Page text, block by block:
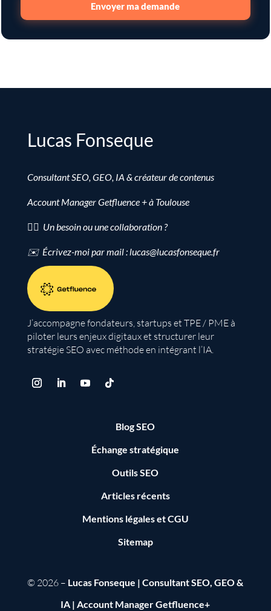
Envoyer ma demande
Lucas Fonseque
Consultant SEO, GEO, IA & créateur de contenus
Account Manager Getfluence + à Toulouse
👉🏻 Un besoin ou une collaboration ?
✉️ Écrivez-moi par mail : lucas@lucasfonseque.fr
J’accompagne fondateurs, startups et TPE / PME à
piloter leurs enjeux digitaux et structurer leur
stratégie SEO avec méthode en intégrant l’IA.
Blog SEO
Échange stratégique
Outils SEO
Articles récents
Mentions légalesetCGU
Sitemap
© 2026 – Lucas Fonseque | Consultant SEO, GEO &
IA | Account Manager Getfluence+